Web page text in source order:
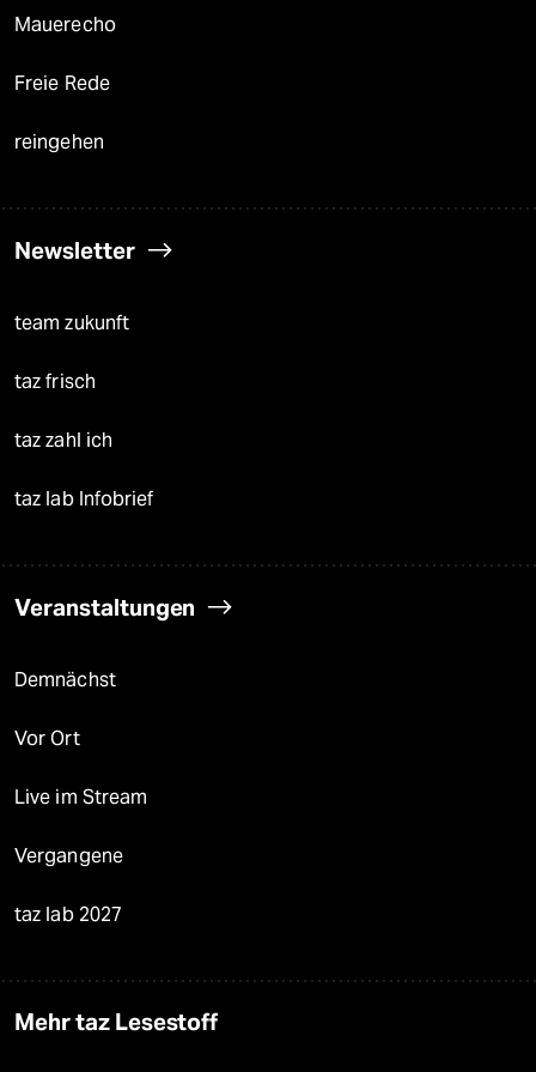
Mauerecho
Freie Rede
reingehen
Newsletter
team zukunft
taz frisch
taz zahl ich
taz lab Infobrief
Veranstaltungen
Demnächst
Vor Ort
Live im Stream
Vergangene
taz lab 2027
Mehr taz Lesestoff